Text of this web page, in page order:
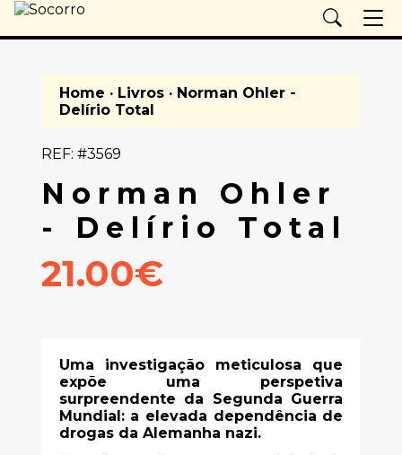
Home · Livros· Norman Ohler -
Delírio Total
REF: #3569
Norman Ohler
- Delírio Total
21.00€
Uma investigação meticulosa que
expõe uma perspetiva
surpreendente da Segunda Guerra
Mundial: a elevada dependência de
drogas da Alemanha nazi.